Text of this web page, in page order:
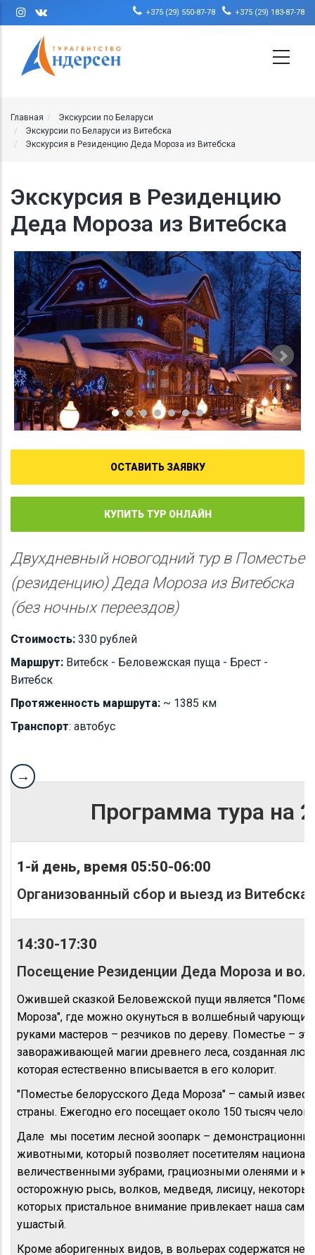
Перейти к основному содержанию
+375 (29) 550-87-78 +375 (29) 183-87-78
Главная
Экскурсии по Беларуси
Экскурсии по Беларуси из Витебска
Экскурсия в Резиденцию Деда Мороза из Витебска
Экскурсия в Резиденцию
Деда Мороза из Витебска
ОСТАВИТЬ ЗАЯВКУ
КУПИТЬ ТУР ОНЛАЙН
Двухдневный новогодний тур в Поместье
(резиденцию) Деда Мороза из Витебска
(без ночных переездов)
Стоимость: 330 рублей
Маршрут: Витебск - Беловежская пуща - Брест -
Витебск
Протяженность маршрута: ~ 1385 км
Транспорт: автобус
Программа тура на
1-й день, время 05:50-06:00
Организованный сбор и выезд из Витебска
14:30-17:30
Посещение Резиденции Деда Мороза и
Ожившей сказкой Беловежской пущи является
Мороза", где можно окунуться в волшебный
руками мастеров – резчиков по дереву. Поместье –
завораживающей магии древнего леса, созданная
которая естественно вписывается в его колорит.
"Поместье белорусского Деда Мороза" – самый
страны. Ежегодно его посещает около 150 тысяч
Дале мы посетим лесной зоопарк –
животными, который позволяет посетителям
величественными зубрами, грациозными оленями и
осторожную рысь, волков, медведя, лисицу,
которых пристальное внимание привлекает наша
ушастый.
Кроме аборигенных видов, в вольерах содержатся